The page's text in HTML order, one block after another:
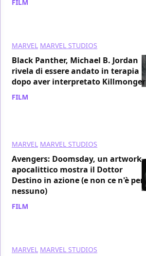
FILM
MARVEL MARVEL STUDIOS
Black Panther, Michael B. Jordan
rivela di essere andato in terapia
dopo aver interpretato Killmonger
FILM
MARVEL MARVEL STUDIOS
Avengers: Doomsday, un artwork
apocalittico mostra il Dottor
Destino in azione (e non ce n'è per
nessuno)
FILM
MARVEL MARVEL STUDIOS